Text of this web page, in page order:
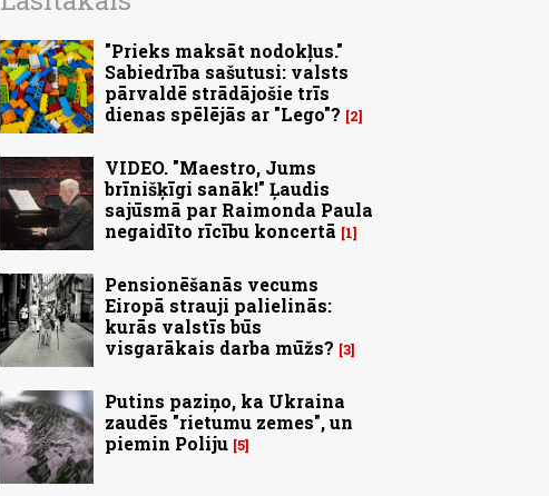
"Prieks maksāt nodokļus."
Sabiedrība sašutusi: valsts
pārvaldē strādājošie trīs
dienas spēlējās ar "Lego"?
2
VIDEO. "Maestro, Jums
brīnišķīgi sanāk!" Ļaudis
sajūsmā par Raimonda Paula
negaidīto rīcību koncertā
1
Pensionēšanās vecums
Eiropā strauji palielinās:
kurās valstīs būs
visgarākais darba mūžs? 3
Putins paziņo, ka Ukraina
zaudēs "rietumu zemes", un
piemin Poliju 5